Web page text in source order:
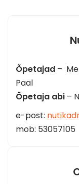
Õpetajad –
Paal
Õpetaja abi –
e-post:
mob: 53057105